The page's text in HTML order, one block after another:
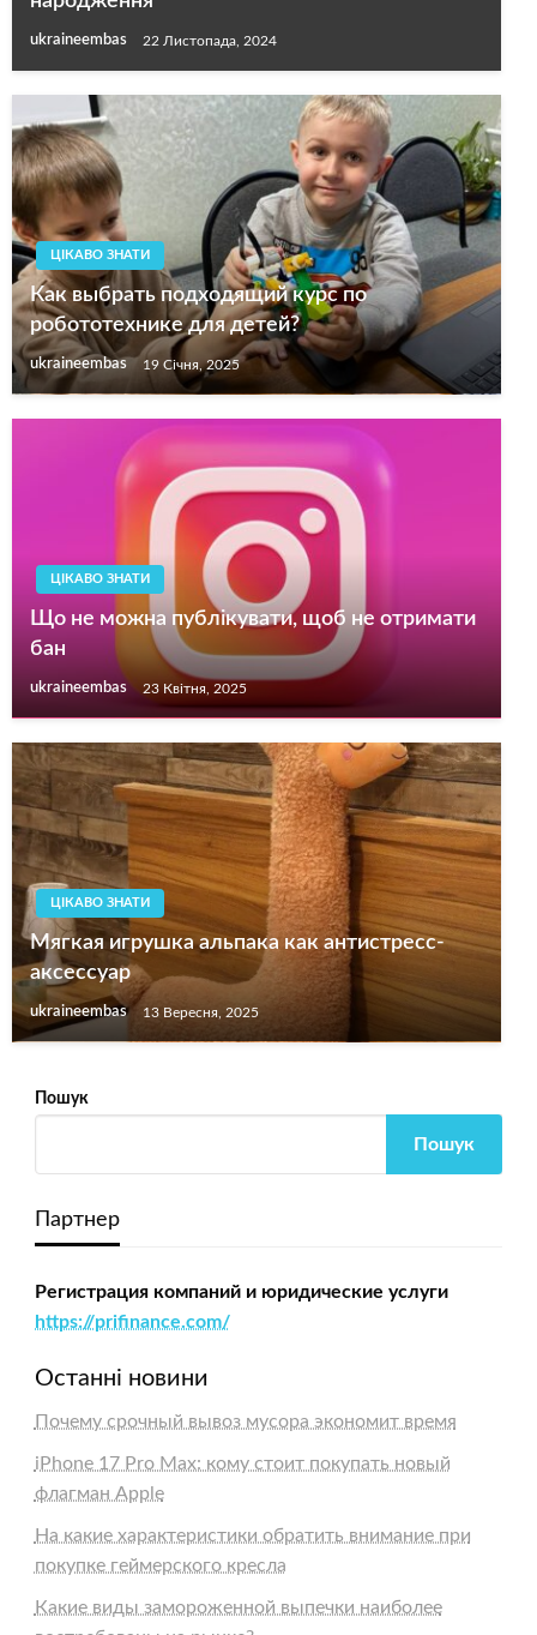
ukraineembas 22 Листопада, 2024
ЦІКАВО ЗНАТИ
Как выбрать подходящий курс по
робототехнике для детей?
ukraineembas 19 Січня, 2025
ЦІКАВО ЗНАТИ
Що не можна публікувати, щоб не отримати
бан
ukraineembas 23 Квітня, 2025
ЦІКАВО ЗНАТИ
Мягкая игрушка альпака как антистресс-
аксессуар
ukraineembas 13 Вересня, 2025
Пошук
Пошук
Партнер
Регистрация компаний и юридические услуги
https://prifinance.com/
Останні новини
Почему срочный вывоз мусора экономит время
iPhone 17 Pro Max: кому стоит покупать новый
флагман Apple
На какие характеристики обратить внимание при
покупке геймерского кресла
Какие виды замороженной выпечки наиболее